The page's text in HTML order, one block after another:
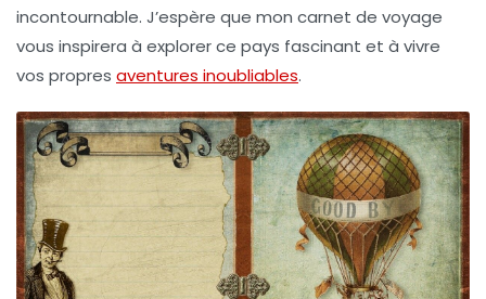
incontournable. J’espère que mon carnet de voyage
vous inspirera à explorer ce pays fascinant et à vivre
vos propres aventures inoubliables.